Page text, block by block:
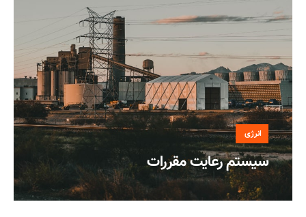
انرژی
سیستم رعایت مقررات